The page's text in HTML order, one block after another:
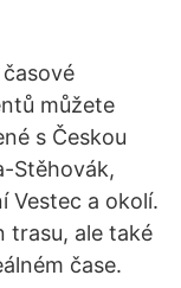
můžete
s Českou
Stěhovák,
Vestec a okolí.
trasu, ale také
čase.